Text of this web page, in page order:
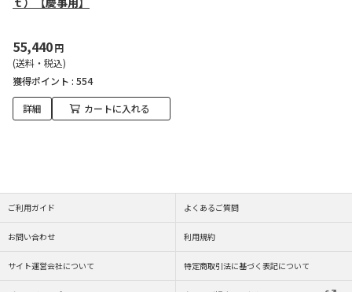
55,440円
(送料・税込)
獲得ポイント : 554
詳細 カートに入れる
ご利用ガイド よくあるご質問
お問い合わせ 利用規約
サイト運営会社について 特定商取引法に基づく表記について